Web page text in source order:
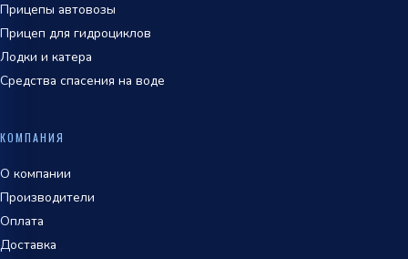
Прицепы автовозы
Прицеп для гидроциклов
Лодки и катера
Средства спасения на воде
КОМПАНИЯ
О компании
Производители
Оплата
Доставка